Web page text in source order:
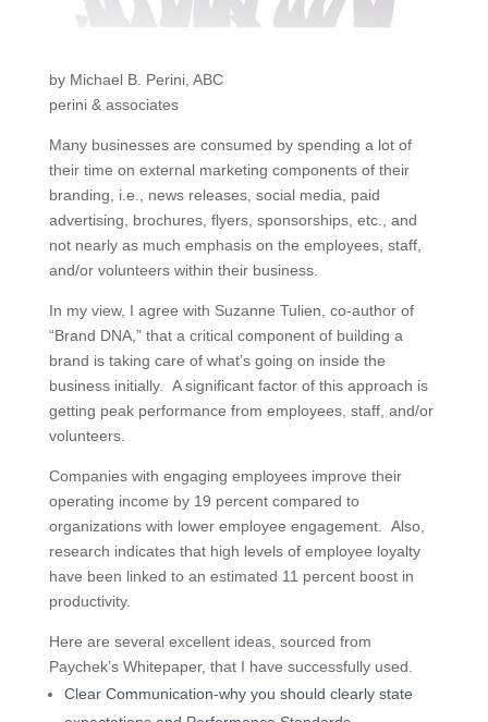
by Michael B. Perini, ABC
perini & associates
Many businesses are consumed by spending a lot of
their time on external marketing components of their
branding, i.e., news releases, social media, paid
advertising, brochures, flyers, sponsorships, etc., and
not nearly as much emphasis on the employees, staff,
and/or volunteers within their business.
In my view, I agree with Suzanne Tulien, co-author of
“Brand DNA,” that a critical component of building a
brand is taking care of what’s going on inside the
business initially. A significant factor of this approach is
getting peak performance from employees, staff, and/or
volunteers.
Companies with engaging employees improve their
operating income by 19 percent compared to
organizations with lower employee engagement. Also,
research indicates that high levels of employee loyalty
have been linked to an estimated 11 percent boost in
productivity.
Here are several excellent ideas, sourced from
Paychek’s Whitepaper, that I have successfully used.
Clear Communication-why you should clearly state